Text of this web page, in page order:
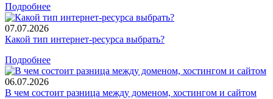
Подробнее
07.07.2026
Какой тип интернет-ресурса выбрать?
Подробнее
06.07.2026
В чем состоит разница между доменом, хостингом и сайтом